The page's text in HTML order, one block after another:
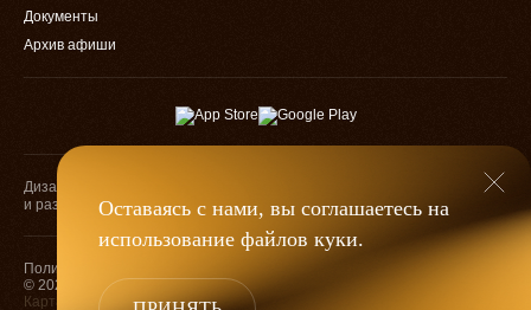
Документы
Архив афиши
Политика конфиденциальности
© 2026 — МХАТ им. М. Горького
Карта сайта
Оценка качества
Дизайн
и разработкаОставаясь с нами, вы соглашаетесь на
использование файлов куки.